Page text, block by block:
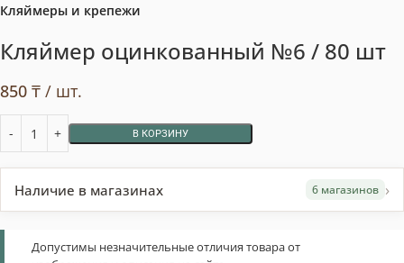
Кляймеры и крепежи
Кляймер оцинкованный №6 / 80 шт
850 ₸ / шт.
В КОРЗИНУ
Наличие в магазинах 6 магазинов ›
Допустимы незначительные отличия товара от